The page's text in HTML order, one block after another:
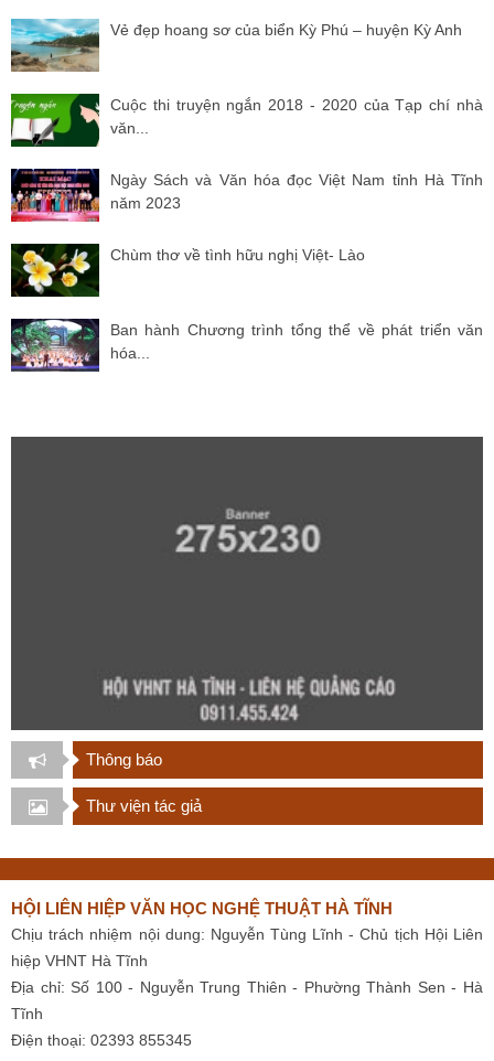
Vẻ đẹp hoang sơ của biển Kỳ Phú – huyện Kỳ Anh
Cuộc thi truyện ngắn 2018 - 2020 của Tạp chí nhà
văn...
Ngày Sách và Văn hóa đọc Việt Nam tỉnh Hà Tĩnh
năm 2023
Chùm thơ về tình hữu nghị Việt- Lào
Ban hành Chương trình tổng thể về phát triển văn
hóa...
Thông báo
Thư viện tác giả
HỘI LIÊN HIỆP VĂN HỌC NGHỆ THUẬT HÀ TĨNH
Chịu trách nhiệm nội dung: Nguyễn Tùng Lĩnh - Chủ tịch Hội Liên
hiệp VHNT Hà Tĩnh
Địa chỉ: Số 100 - Nguyễn Trung Thiên - Phường Thành Sen - Hà
Tĩnh
Điện thoại: 02393 855345